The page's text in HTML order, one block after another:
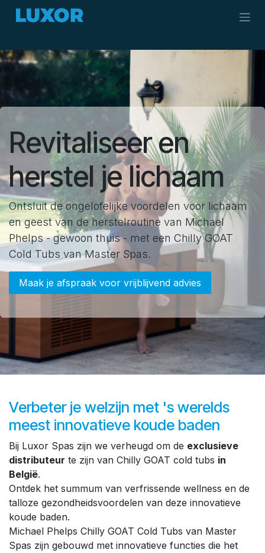
Overslaan naar inhoud
Revitaliseer en
herstel je lichaam
Ontsluit de ongelofelijke voordelen voor lichaam
en geest van de herstelroutine van Michael
Phelps - gewoon thuis - met een Chilly GOAT
Cold Tubs van Master Spas.
Maak je afspraak voor vrijblijvend advies
Verbeter je welzijn met 's werelds
meest innovatieve koude baden
Bij Luxor Spas zijn we verheugd om de exclusieve
distributeur te zijn van Chilly GOAT cold tubs in
België.
Ontdek het summum van verfrissende wellness en de
talloze gezondheidsvoordelen van deze innovatieve
koude baden.
Michael Phelps Chilly GOAT Cold Tubs van Master
Spas zijn gebouwd met innovatieve functies die het